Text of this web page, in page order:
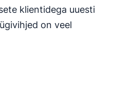
klientidega uuesti
on veel